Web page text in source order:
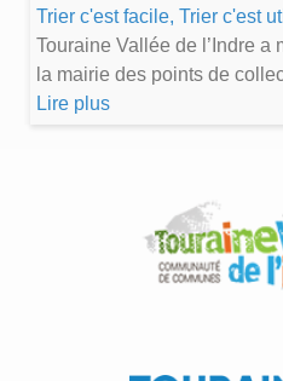
Trier c'est facile, Trier c'est
Touraine Vallée de l’Indre a
la mairie des points de
Lire plus